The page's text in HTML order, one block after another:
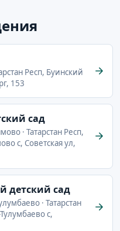
Респ, Буинский
153
сад
· Татарстан Респ,
с, Советская ул,
детский сад
· Татарстан
с,